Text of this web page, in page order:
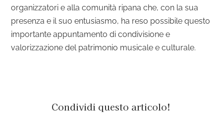
organizzatori e alla comunità ripana che, con la sua
presenza e il suo entusiasmo, ha reso possibile questo
importante appuntamento di condivisione e
valorizzazione del patrimonio musicale e culturale.
Condividi questo articolo!